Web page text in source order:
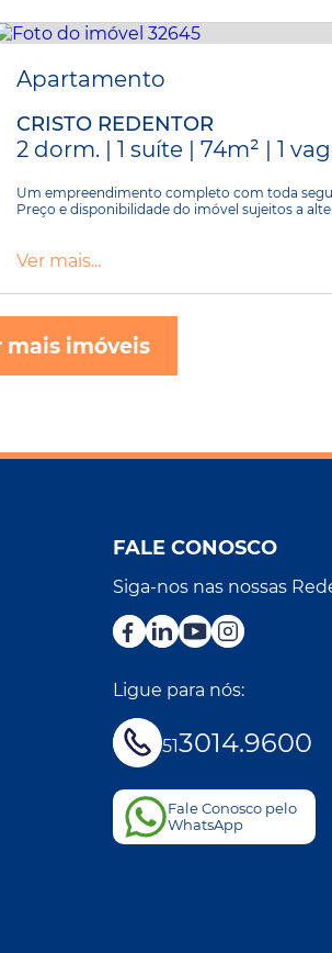
Apartamento
CRISTO REDENTOR
2 dorm. | 1 suíte | 74m² | 1
Um empreendimento completo com toda
Preço e disponibilidade do imóvel sujeitos a
Ver mais...
mais imóveis
FALE CONOSCO
Siga-nos nas nossas
Ligue para nós:
513014.9600
Fale Conosco pelo
WhatsApp